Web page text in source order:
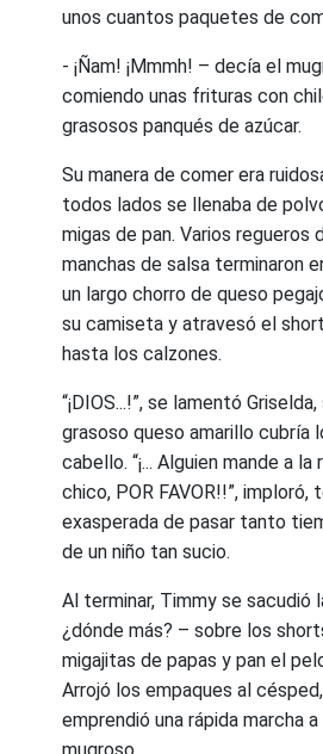
unos cuantos paquetes de
- ¡Ñam! ¡Mmmh! – decía el
comiendo unas frituras con
grasosos panqués de azúcar.
Su manera de comer era
todos lados se llenaba de
migas de pan. Varios regueros
manchas de salsa terminaron
un largo chorro de queso
su camiseta y atravesó el
hasta los calzones.
“¡DIOS...!”, se lamentó
grasoso queso amarillo cubría
cabello. “¡... Alguien mande a
chico, POR FAVOR!!”,
exasperada de pasar tanto
de un niño tan sucio.
Al terminar, Timmy se sacudió
¿dónde más? – sobre los
migajitas de papas y pan el
Arrojó los empaques al
emprendió una rápida marcha